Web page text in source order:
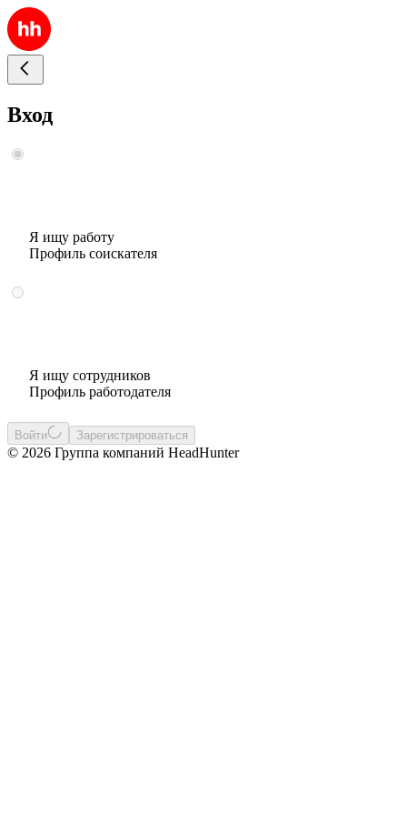
Вход
Я ищу работу
Профиль соискателя
Я ищу сотрудников
Профиль работодателя
Войти Зарегистрироваться
© 2026 Группа компаний HeadHunter